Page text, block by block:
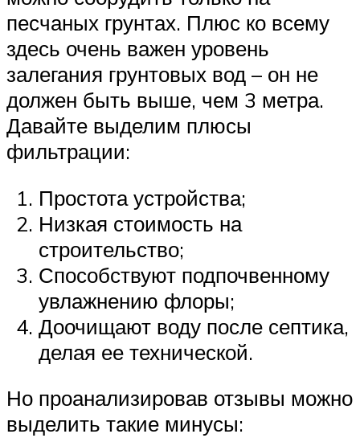
песчаных грунтах. Плюс ко всему
здесь очень важен уровень
залегания грунтовых вод – он не
должен быть выше, чем 3 метра.
Давайте выделим плюсы
фильтрации:
Простота устройства;
Низкая стоимость на
строительство;
Способствуют подпочвенному
увлажнению флоры;
Доочищают воду после септика,
делая ее технической.
Но проанализировав отзывы можно
выделить такие минусы: